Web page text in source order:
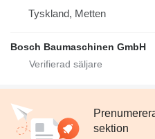
Tyskland, Metten
Bosch Baumaschinen GmbH
sektion